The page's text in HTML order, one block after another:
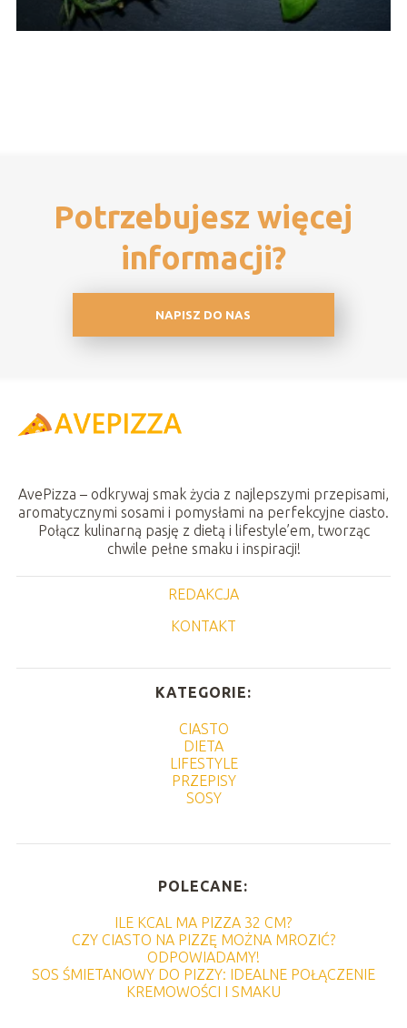
Potrzebujesz więcej
informacji?
NAPISZ DO NAS
AvePizza – odkrywaj smak życia z najlepszymi przepisami,
aromatycznymi sosami i pomysłami na perfekcyjne ciasto.
Połącz kulinarną pasję z dietą i lifestyle’em, tworząc
chwile pełne smaku i inspiracji!
REDAKCJA
KONTAKT
KATEGORIE:
CIASTO
DIETA
LIFESTYLE
PRZEPISY
SOSY
POLECANE:
ILE KCAL MA PIZZA 32 CM?
CZY CIASTO NA PIZZĘ MOŻNA MROZIĆ?
ODPOWIADAMY!
SOS ŚMIETANOWY DO PIZZY: IDEALNE POŁĄCZENIE
KREMOWOŚCI I SMAKU